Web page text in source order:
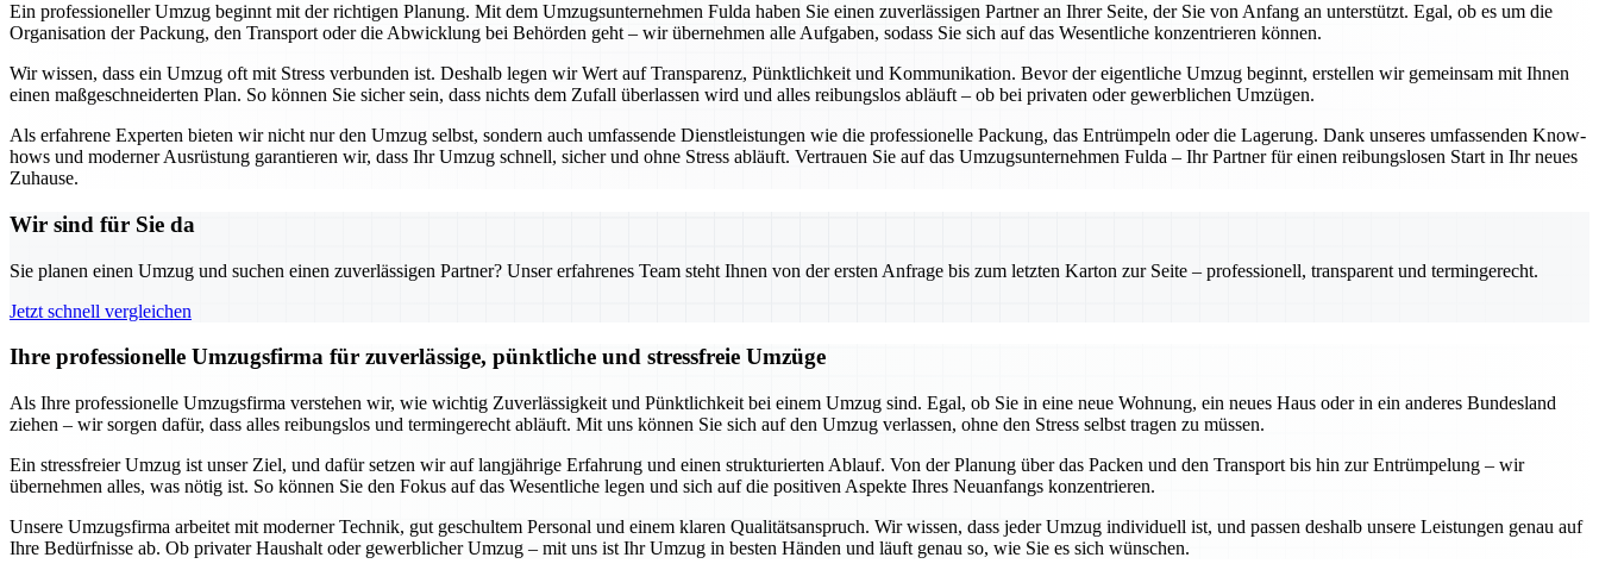
Ein professioneller Umzug beginnt mit der richtigen Planung. Mit dem Umzugsunternehmen Fulda haben Sie einen zuverlässigen Partner an Ihrer Seite, der Sie von Anfang an unterstützt. Egal, ob es um die
Organisation der Packung, den Transport oder die Abwicklung bei Behörden geht – wir übernehmen alle Aufgaben, sodass Sie sich auf das Wesentliche konzentrieren können.
Wir wissen, dass ein Umzug oft mit Stress verbunden ist. Deshalb legen wir Wert auf Transparenz, Pünktlichkeit und Kommunikation. Bevor der eigentliche Umzug beginnt, erstellen wir gemeinsam mit Ihnen
einen maßgeschneiderten Plan. So können Sie sicher sein, dass nichts dem Zufall überlassen wird und alles reibungslos abläuft – ob bei privaten oder gewerblichen Umzügen.
Als erfahrene Experten bieten wir nicht nur den Umzug selbst, sondern auch umfassende Dienstleistungen wie die professionelle Packung, das Entrümpeln oder die Lagerung. Dank unseres umfassenden Know-
hows und moderner Ausrüstung garantieren wir, dass Ihr Umzug schnell, sicher und ohne Stress abläuft. Vertrauen Sie auf das Umzugsunternehmen Fulda – Ihr Partner für einen reibungslosen Start in Ihr neues
Zuhause.
Wir sind für Sie da
Sie planen einen Umzug und suchen einen zuverlässigen Partner? Unser erfahrenes Team steht Ihnen von der ersten Anfrage bis zum letzten Karton zur Seite – professionell, transparent und termingerecht.
Jetzt schnell vergleichen
Ihre professionelle Umzugsfirma für zuverlässige, pünktliche und stressfreie Umzüge
Als Ihre professionelle Umzugsfirma verstehen wir, wie wichtig Zuverlässigkeit und Pünktlichkeit bei einem Umzug sind. Egal, ob Sie in eine neue Wohnung, ein neues Haus oder in ein anderes Bundesland
ziehen – wir sorgen dafür, dass alles reibungslos und termingerecht abläuft. Mit uns können Sie sich auf den Umzug verlassen, ohne den Stress selbst tragen zu müssen.
Ein stressfreier Umzug ist unser Ziel, und dafür setzen wir auf langjährige Erfahrung und einen strukturierten Ablauf. Von der Planung über das Packen und den Transport bis hin zur Entrümpelung – wir
übernehmen alles, was nötig ist. So können Sie den Fokus auf das Wesentliche legen und sich auf die positiven Aspekte Ihres Neuanfangs konzentrieren.
Unsere Umzugsfirma arbeitet mit moderner Technik, gut geschultem Personal und einem klaren Qualitätsanspruch. Wir wissen, dass jeder Umzug individuell ist, und passen deshalb unsere Leistungen genau auf
Ihre Bedürfnisse ab. Ob privater Haushalt oder gewerblicher Umzug – mit uns ist Ihr Umzug in besten Händen und läuft genau so, wie Sie es sich wünschen.